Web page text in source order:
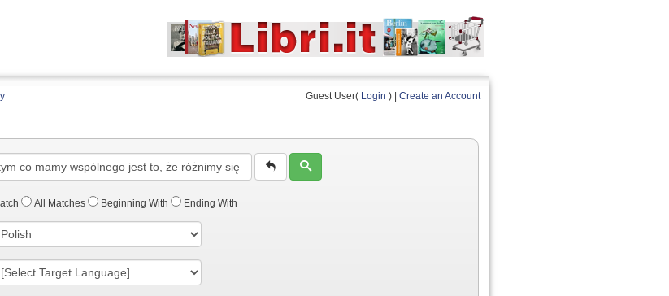
Guest User( Login ) | Create an Account
All Matches Beginning With Ending With